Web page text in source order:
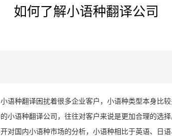
如何了解小语种翻译公司
语种翻译困扰着很多企业客户，小语种类型本身比
小语种翻译公司，往往对客户来说是更加合理的选择
对国内小语种市场的分析，小语种相比于英语、日